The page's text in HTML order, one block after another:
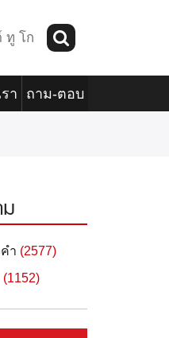
ทู โก
า ถาม-ตอบ
ำ (2577)
(1152)